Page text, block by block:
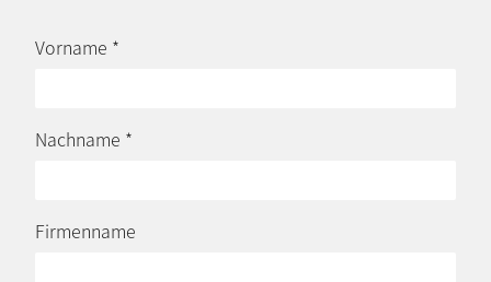
Vorname *
Nachname *
Firmenname